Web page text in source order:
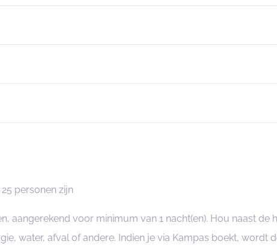
personen zijn
aangerekend voor minimum van 1 nacht(en). Hou naast
water, afval of andere. Indien je via Kampas boekt,